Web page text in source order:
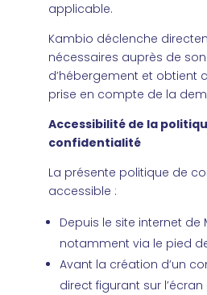
applicable.
Kambio déclenche
nécessaires auprès de
d’hébergement et obtient
prise en compte de la
Accessibilité de la
confidentialité
La présente politique de
accessible :
Depuis le site internet de
notamment via le pied
Avant la création d’un
direct figurant sur l’écran